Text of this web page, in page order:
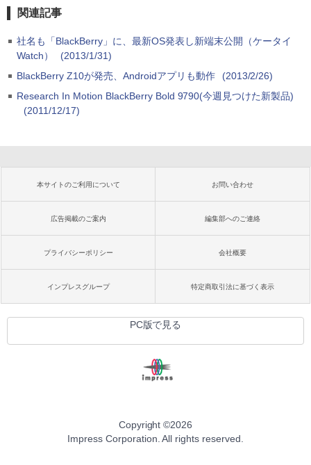
関連記事
社名も「BlackBerry」に、最新OS発表し新端末公開（ケータイ
Watch）
(2013/1/31)
BlackBerry Z10が発売、Androidアプリも動作
(2013/2/26)
Research In Motion BlackBerry Bold 9790(今週見つけた新製品)
(2011/12/17)
本サイトのご利用について お問い合わせ
広告掲載のご案内 編集部へのご連絡
プライバシーポリシー 会社概要
インプレスグループ 特定商取引法に基づく表示
PC版で見る
Copyright ©2026
Impress Corporation. All rights reserved.